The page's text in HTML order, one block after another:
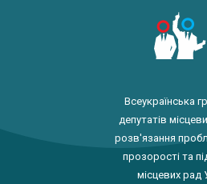
Всеукраїнська
депутатів
розв'язання
прозорості та
місцевих рад